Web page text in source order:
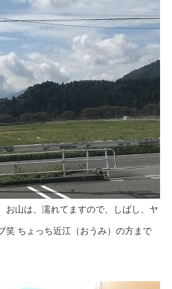
お山は、濡れてますので、しばし、ヤ
笑 ちょっち近江（おうみ）の方まで